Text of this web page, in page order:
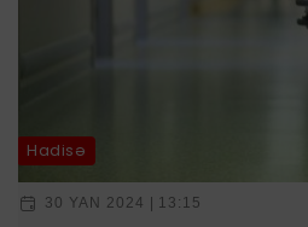
Hadisə
30 YAN 2024 | 13:15